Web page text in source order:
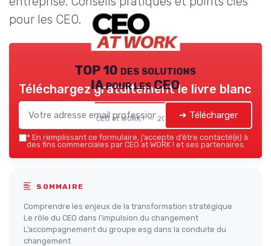
pour les CEO.
TOP 10 des solutions
IA pour les CEO
CEO at WORK ! — 2026
Téléchargez gratuitement le livre blanc
➔ Télécharger
* En remplissant ce formulaire, j’accepte d’être contacté(e) à
des fins commerciales par CEO at WORK ! et ses partenaires.
SOMMAIRE
Comprendre les enjeux de la transformation stratégique
Le rôle du CEO dans l’impulsion du changement
L’accompagnement du groupe esg dans la conduite du
changement